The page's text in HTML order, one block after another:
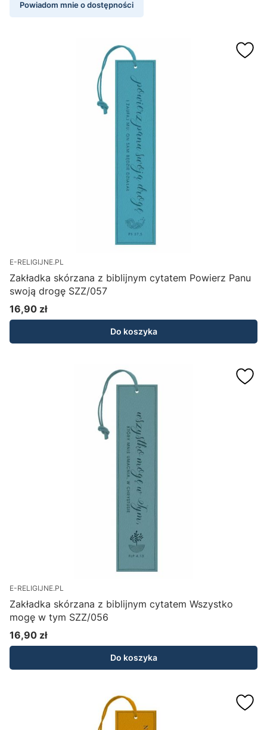
Powiadom mnie o dostępności
E-RELIGIJNE.PL
Zakładka skórzana z biblijnym cytatem Powierz Panu
swoją drogę SZZ/057
Cena
16,90 zł
Do koszyka
E-RELIGIJNE.PL
Zakładka skórzana z biblijnym cytatem Wszystko
mogę w tym SZZ/056
Cena
16,90 zł
Do koszyka